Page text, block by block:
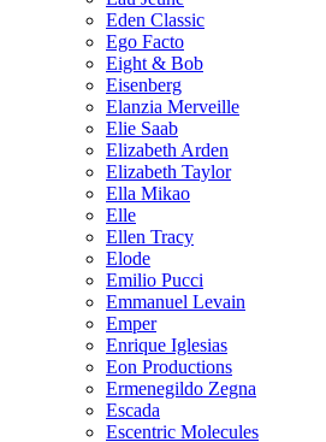
Eden Classic
Ego Facto
Eight & Bob
Eisenberg
Elanzia Merveille
Elie Saab
Elizabeth Arden
Elizabeth Taylor
Ella Mikao
Elle
Ellen Tracy
Elode
Emilio Pucci
Emmanuel Levain
Emper
Enrique Iglesias
Eon Productions
Ermenegildo Zegna
Escada
Escentric Molecules